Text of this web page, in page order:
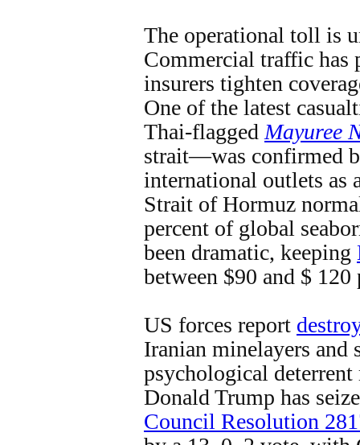
The operational toll is
Commercial traffic has
insurers tighten
One of the latest
Thai‑flagged Mayuree
strait—was confirmed
international outlets as
Strait of Hormuz
percent of global
been dramatic, keeping
between $90 and $ 120
US forces report
Iranian minelayers and
psychological deterrent
Donald Trump has
Council Resolution